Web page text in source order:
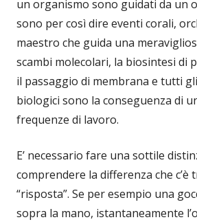
un organismo sono guidati da un
sono per così dire eventi corali,
maestro che guida una
scambi molecolari, la biosintesi di
il passaggio di membrana e tutti
biologici sono la conseguenza di
frequenze di lavoro.
E’ necessario fare una sottile
comprendere la differenza che c’è
“risposta”. Se per esempio una
sopra la mano, istantaneamente